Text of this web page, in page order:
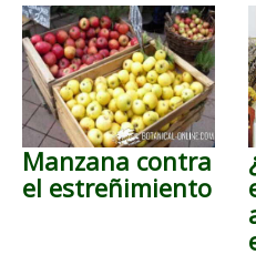
Manzana contra
el estreñimiento